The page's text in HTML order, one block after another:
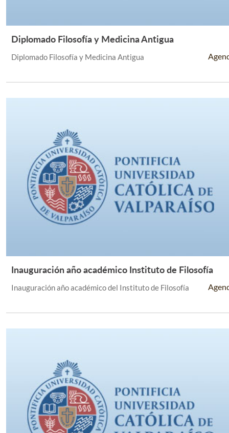
Leer Más +
Diplomado Filosofía y Medicina Antigua
Diplomado Filosofía y Medicina Antigua
Leer Más +
Inauguración año académico Instituto de Filosofía
Inauguración año académico del Instituto de Filosofía